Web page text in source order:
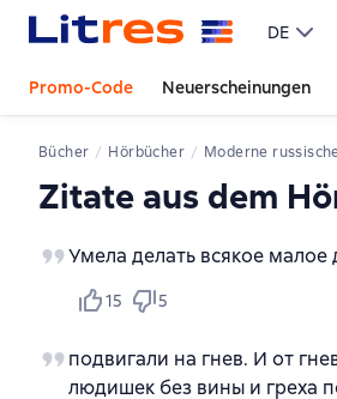
DE
Promo-Code Neuerscheinungen
Bücher Hörbücher Moderne russische
Zitate aus dem
Умела делать всякое
15 5
подвигали на гнев. И от
людишек без вины и греха